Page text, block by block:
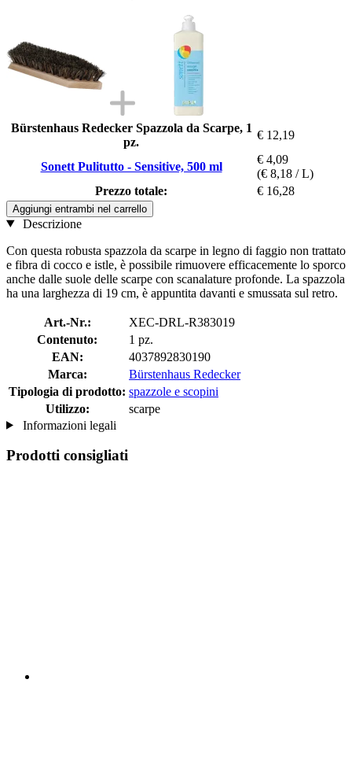
Bürstenhaus Redecker Spazzola da Scarpe, 1
pz.
€ 12,19
Sonett Pulitutto - Sensitive, 500 ml
€ 4,09
(€ 8,18 / L)
Prezzo totale:
€ 16,28
Aggiungi entrambi nel carrello
Descrizione
Con questa robusta spazzola da scarpe in legno di faggio non trattato
e fibra di cocco e istle, è possibile rimuovere efficacemente lo sporco
anche dalle suole delle scarpe con scanalature profonde. La spazzola
ha una larghezza di 19 cm, è appuntita davanti e smussata sul retro.
Art.-Nr.:
XEC-DRL-R383019
Contenuto:
1 pz.
EAN:
4037892830190
Marca:
Bürstenhaus Redecker
Tipologia di prodotto: spazzole e scopini
Utilizzo:
scarpe
Informazioni legali
Prodotti consigliati